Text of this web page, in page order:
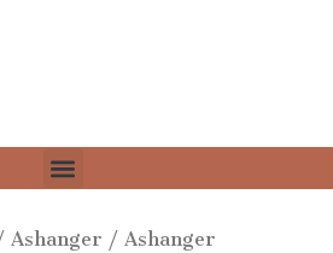
Ashanger / Ashanger